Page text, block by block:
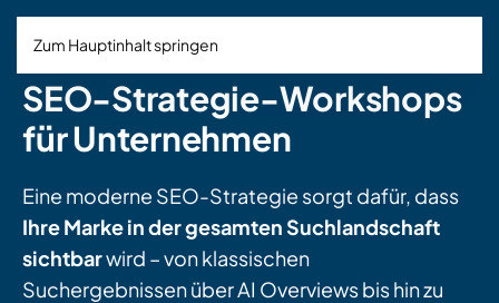
Zum Hauptinhalt springen
SEO-Strategie-Workshops
für Unternehmen
Eine moderne SEO-Strategie sorgt dafür, dass
Ihre Marke in der gesamten Suchlandschaft
sichtbarwird – von klassischen
Suchergebnissen über AI Overviews bis hin zu